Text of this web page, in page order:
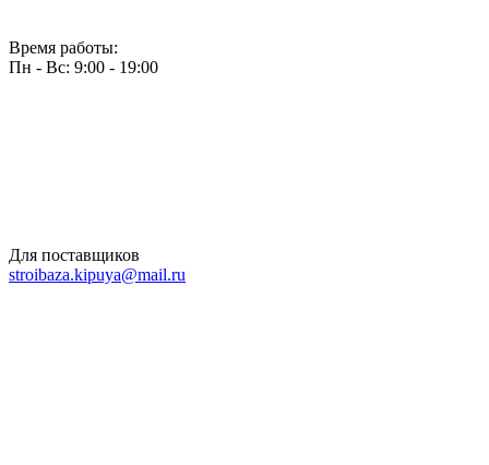
Время работы:
Пн - Вс: 9:00 - 19:00
Для поставщиков
stroibaza.kipuya@mail.ru